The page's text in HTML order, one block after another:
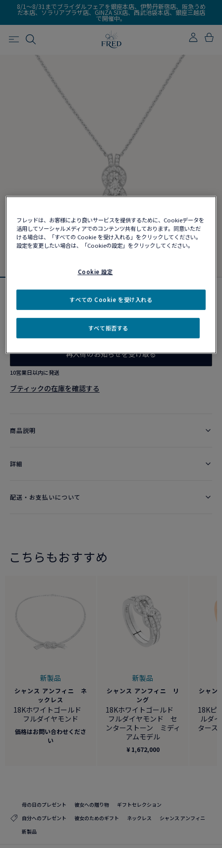
8/1～8/31までブライダルフェアを銀座本店、伊勢丹新宿店、阪急うめ
だ本店、ソラリアプラザ店、GINZA SIX店、西武池袋本店、銀座三越店
で開催中。
シャンス アンフィニ ネックレス
¥ 1,463,000
再入荷のお知らせを受け取る​
10営業日以内に発送
ブティックの在庫を確認する​
商品説明
詳細​
配送・お支払いについて
こちらもおすすめ
新製品
シャンス アンフィニ ネ
ックレス
18Kホワイトゴールド
フルダイヤモンド
価格はお問い合わせくださ
い
新製品
シャンス アンフィニ リ
ング
18Kホワイトゴールド
フルダイヤモンド セ
ンターストーン ミディ
アムモデル
¥ 1,672,000
シャン
18Kピ
ルダ
タース
母の日のプレゼント 彼女への贈り物
ギフトセレクション
自分へのプレゼント
彼女のためのギフト ネックレス
シャンス アンフィニ
新製品
フレッドは、お客様により良いサービスを提供するために、Cookieデータを
活用してソーシャルメディアでのコンテンツ共有しております。同意いただ
ける場合は、「すべての Cookie を受け入れる」をクリックしてください。
設定を変更したい場合は、「Cookieの設定」をクリックしてください。
Cookie 設定
すべて拒否する
すべての Cookie を受け入れる